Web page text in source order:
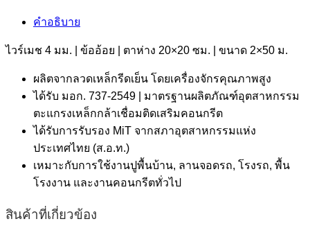
คำอธิบาย
ไวร์เมช 4 มม. | ข้ออ้อย | ตาห่าง 20×20 ซม. | ขนาด 2×50 ม.
ผลิตจากลวดเหล็กรีดเย็น โดยเครื่องจักรคุณภาพสูง
ได้รับ มอก. 737-2549 | มาตรฐานผลิตภัณฑ์อุตสาหกรรม
ตะแกรงเหล็กกล้าเชื่อมติดเสริมคอนกรีต
ได้รับการรับรอง MiT จากสภาอุตสาหกรรมแห่ง
ประเทศไทย (ส.อ.ท.)
เหมาะกับการใช้งานปูพื้นบ้าน, ลานจอดรถ, โรงรถ, พื้น
โรงงาน และงานคอนกรีตทั่วไป
สินค้าที่เกี่ยวข้อง